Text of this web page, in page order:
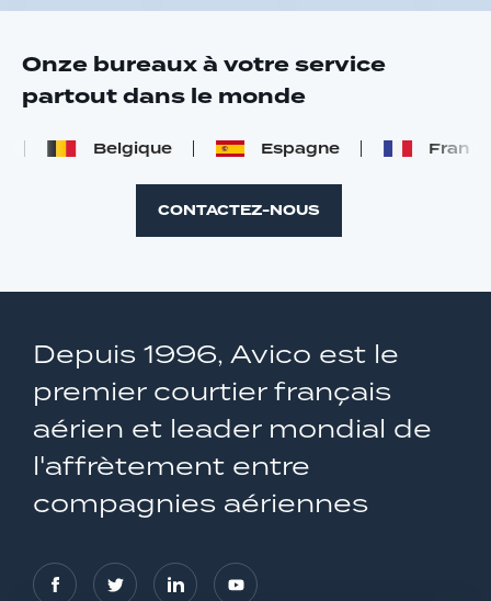
Onze bureaux à votre service
partout dans le monde
Belgique Espagne France
CONTACTEZ-NOUS
Depuis 1996, Avico est le
premier courtier français
aérien et leader mondial de
l'affrètement entre
compagnies aériennes